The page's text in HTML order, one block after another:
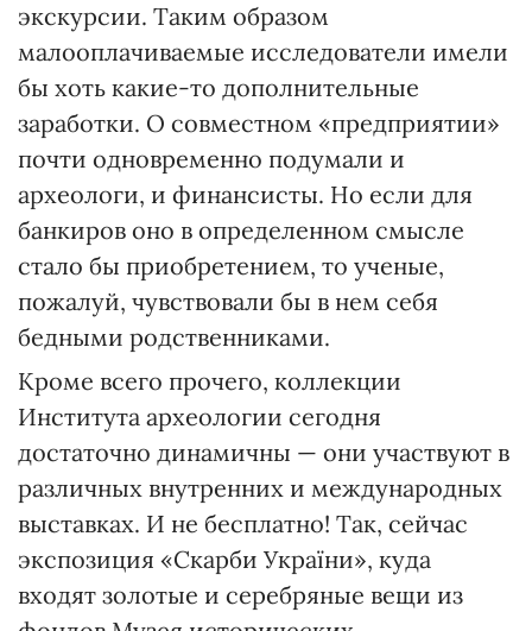
экскурсии. Таким образом
малооплачиваемые исследователи имели
бы хоть какие-то дополнительные
заработки. О совместном «предприятии»
почти одновременно подумали и
археологи, и финансисты. Но если для
банкиров оно в определенном смысле
стало бы приобретением, то ученые,
пожалуй, чувствовали бы в нем себя
бедными родственниками.
Кроме всего прочего, коллекции
Института археологии сегодня
достаточно динамичны — они участвуют в
различных внутренних и международных
выставках. И не бесплатно! Так, сейчас
экспозиция «Скарби України», куда
входят золотые и серебряные вещи из